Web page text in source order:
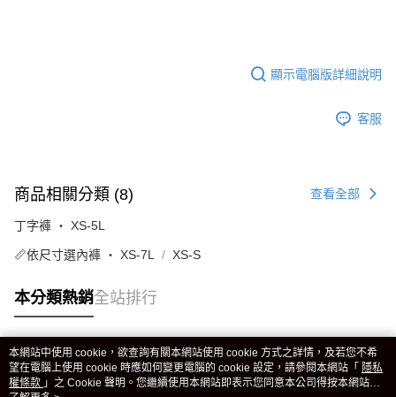
顯示電腦版詳細說明
客服
商品相關分類 (8) 查看全部
丁字褲 ‧ XS-5L
📏依尺寸選內褲 ‧ XS-7L XS-S
本分類熱銷全站排行
熱門標籤
本網站中使用 cookie，欲查詢有關本網站使用 cookie 方式之詳情，及若您不希
望在電腦上使用 cookie 時應如何變更電腦的 cookie 設定，請參閱本網站「 隱私
權條款 」之 Cookie 聲明。您繼續使用本網站即表示您同意本公司得按本網站使